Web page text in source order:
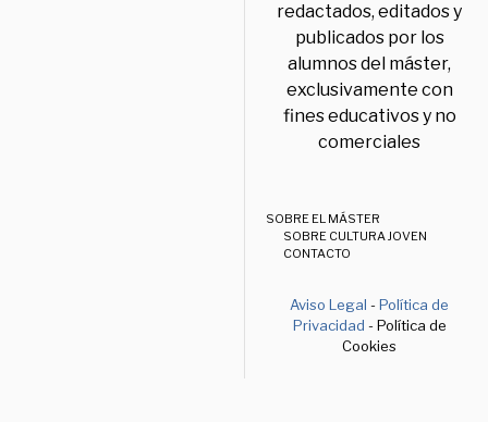
redactados, editados y
publicados por los
alumnos del máster,
exclusivamente con
fines educativos y no
comerciales
SOBRE EL MÁSTER
SOBRE CULTURA JOVEN
CONTACTO
Aviso Legal -Política de
Privacidad - Política de
Cookies